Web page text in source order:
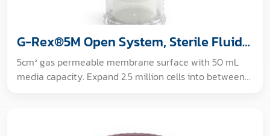
G-Rex®5M Open System, Sterile Fluid
Path
5cm² gas permeable membrane surface with 50 mL
media capacity. Expand 2.5 million cells into between